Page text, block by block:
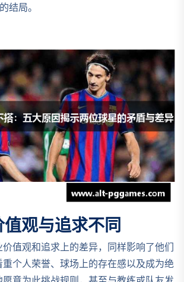
结局。
观与追求不同
值观和追求上的差异，同样影响了他们
个人荣誉、球场上的存在感以及成为绝